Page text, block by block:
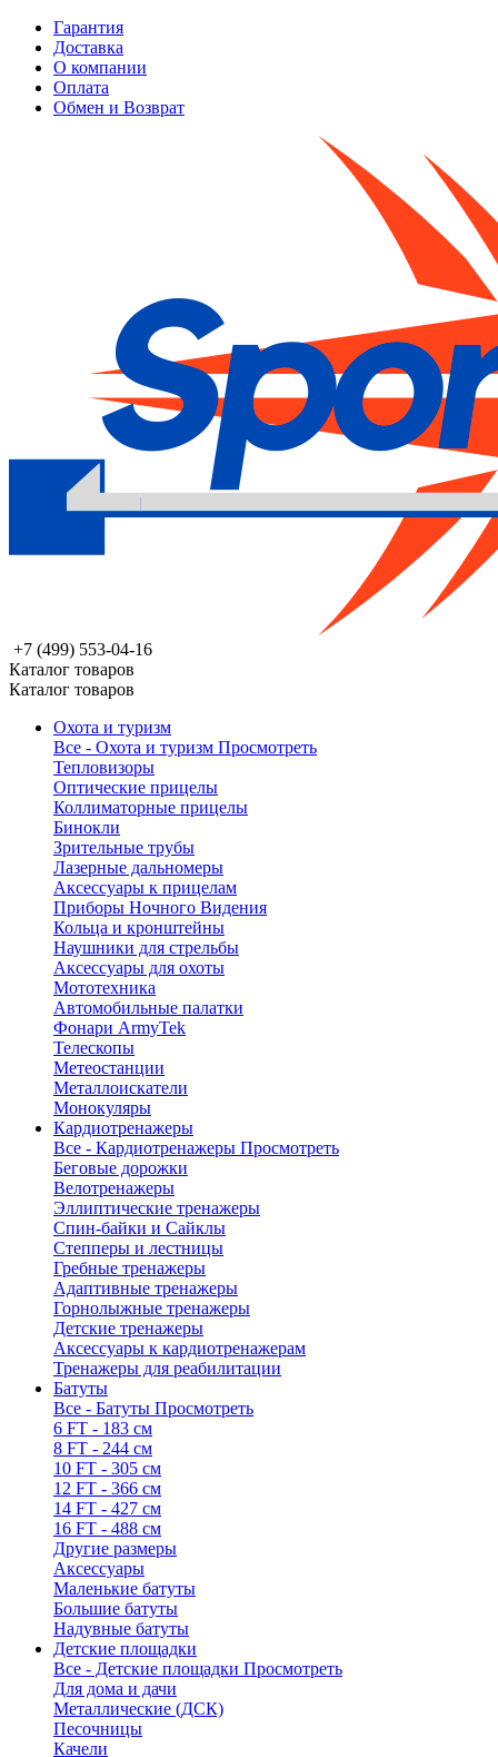
Гарантия
Доставка
О компании
Оплата
Обмен и Возврат
+7 (499) 553-04-16
Каталог товаров
Каталог товаров
Охота и туризм
Все - Охота и туризм Просмотреть
Тепловизоры
Оптические прицелы
Коллиматорные прицелы
Бинокли
Зрительные трубы
Лазерные дальномеры
Аксессуары к прицелам
Приборы Ночного Видения
Кольца и кронштейны
Наушники для стрельбы
Аксессуары для охоты
Мототехника
Автомобильные палатки
Фонари ArmyTek
Телескопы
Метеостанции
Металлоискатели
Монокуляры
Кардиотренажеры
Все - Кардиотренажеры Просмотреть
Беговые дорожки
Велотренажеры
Эллиптические тренажеры
Спин-байки и Сайклы
Степперы и лестницы
Гребные тренажеры
Адаптивные тренажеры
Горнолыжные тренажеры
Детские тренажеры
Аксессуары к кардиотренажерам
Тренажеры для реабилитации
Батуты
Все - Батуты Просмотреть
6 FT - 183 см
8 FT - 244 см
10 FT - 305 см
12 FT - 366 см
14 FT - 427 см
16 FT - 488 см
Другие размеры
Аксессуары
Маленькие батуты
Большие батуты
Надувные батуты
Детские площадки
Все - Детские площадки Просмотреть
Для дома и дачи
Металлические (ДСК)
Песочницы
Качели